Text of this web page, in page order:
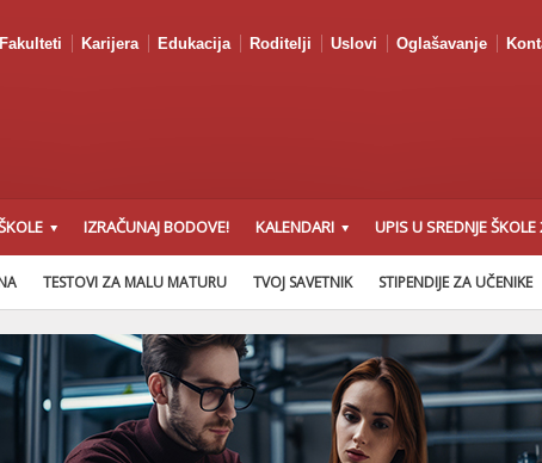
Fakulteti Karijera Edukacija Roditelji Uslovi Oglašavanje
IZRAČUNAJ BODOVE! KALENDARI UPIS U SREDNJE
TESTOVI ZA MALU MATURU TVOJ SAVETNIK STIPENDIJE ZA UČENIKE